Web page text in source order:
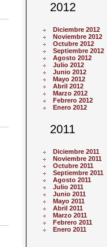
2012
Diciembre 2012
Noviembre 2012
Octubre 2012
Septiembre 2012
Agosto 2012
Julio 2012
Junio 2012
Mayo 2012
Abril 2012
Marzo 2012
Febrero 2012
Enero 2012
2011
Diciembre 2011
Noviembre 2011
Octubre 2011
Septiembre 2011
Agosto 2011
Julio 2011
Junio 2011
Mayo 2011
Abril 2011
Marzo 2011
Febrero 2011
Enero 2011